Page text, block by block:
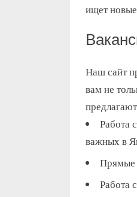
ищет
Наш сайт
вам не
Работа
важных в
Прямые
Работа